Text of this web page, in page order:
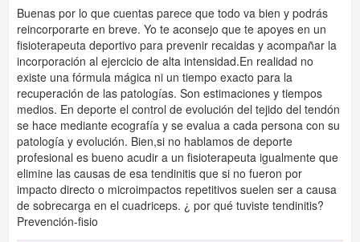
Buenas por lo que cuentas parece que todo va bien y podrás
reincorporarte en breve. Yo te aconsejo que te apoyes en un
fisioterapeuta deportivo para prevenir recaidas y acompañar la
incorporación al ejercicio de alta intensidad.En realidad no
existe una fórmula mágica ni un tiempo exacto para la
recuperación de las patologías. Son estimaciones y tiempos
medios. En deporte el control de evolución del tejido del tendón
se hace mediante ecografía y se evalua a cada persona con su
patología y evolución. Bien,si no hablamos de deporte
profesional es bueno acudir a un fisioterapeuta igualmente que
elimine las causas de esa tendinitis que si no fueron por
impacto directo o microimpactos repetitivos suelen ser a causa
de sobrecarga en el cuadriceps. ¿ por qué tuviste tendinitis?
Prevención-fisio